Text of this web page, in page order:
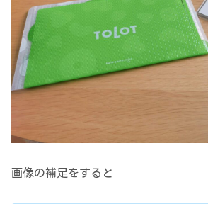
画像の補足をすると